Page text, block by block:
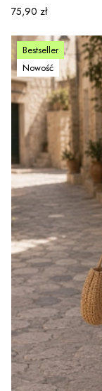
Cena
75,90 zł
Bestseller
Nowość